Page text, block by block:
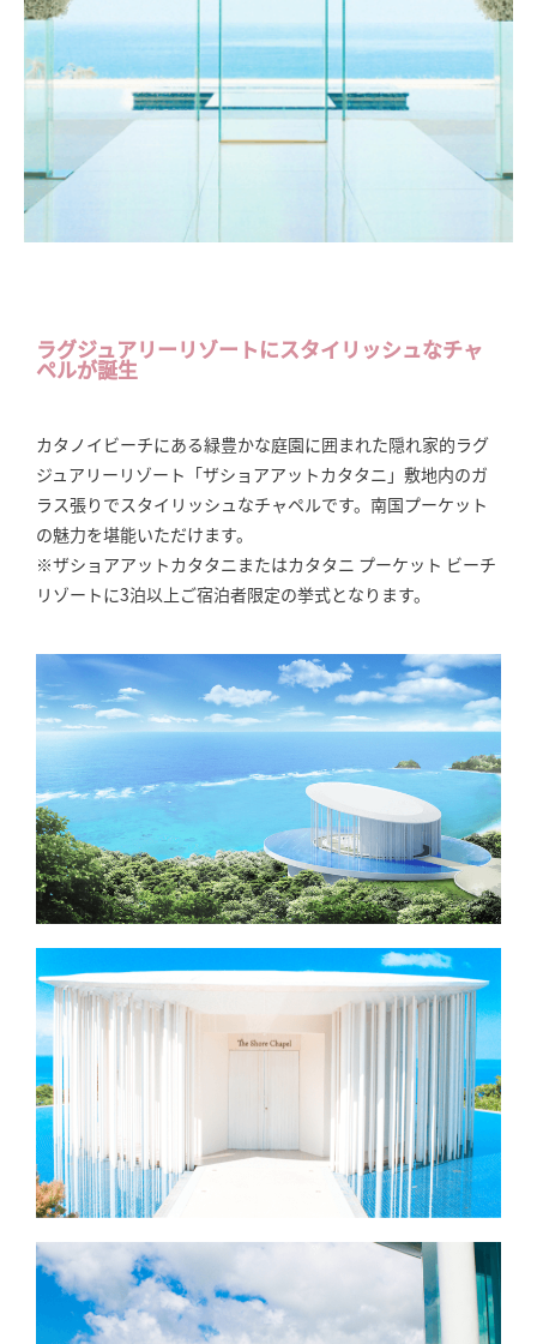
ラグジュアリーリゾートにスタイリッシュなチャ
ペルが誕生
カタノイビーチにある緑豊かな庭園に囲まれた隠れ家的ラグ
ジュアリーリゾート「ザショアアットカタタニ」敷地内のガ
ラス張りでスタイリッシュなチャペルです。南国プーケット
の魅力を堪能いただけます。
※ザショアアットカタタニまたはカタタニ プーケット ビーチ
リゾートに3泊以上ご宿泊者限定の挙式となります。